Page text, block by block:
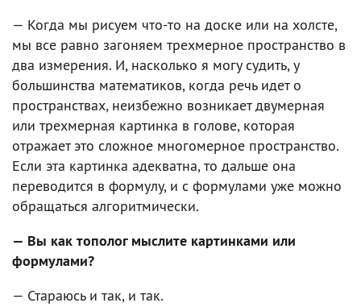
— Когда мы рисуем что-то на доске или на холсте,
мы все равно загоняем трехмерное пространство в
два измерения. И, насколько я могу судить, у
большинства математиков, когда речь идет о
пространствах, неизбежно возникает двумерная
или трехмерная картинка в голове, которая
отражает это сложное многомерное пространство.
Если эта картинка адекватна, то дальше она
переводится в формулу, и с формулами уже можно
обращаться алгоритмически.
— Вы как тополог мыслите картинками или
формулами?
— Стараюсь и так, и так.